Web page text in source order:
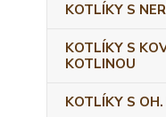
KOTLÍKY S
KOTLÍKY S
KOTLINOU
KOTLÍKY S